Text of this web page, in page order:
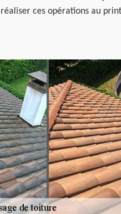
ces opérations au